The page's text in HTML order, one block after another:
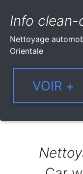
Info clean-
Nettoyage
Orientale